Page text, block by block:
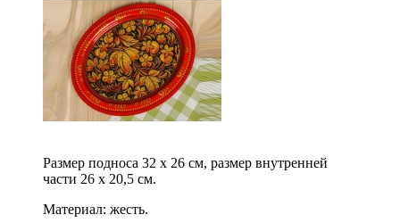
Размер подноса 32 х 26 см, размер внутренней
части 26 х 20,5 см.
Материал: жесть.